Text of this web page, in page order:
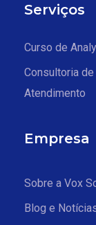
Serviços
Curso de
Consultoria
Atendimento
Empresa
Sobre a Vox
Blog e